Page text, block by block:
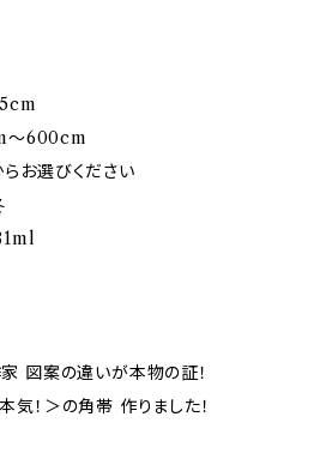
〜600cm
お選びください
図案の違いが本物の証！
気！＞の角帯 作りました！